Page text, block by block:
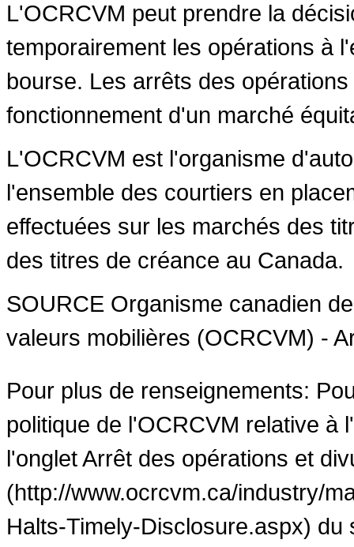
L'OCRCVM peut prendre la
temporairement les opérations à
bourse. Les arrêts des
fonctionnement d'un marché
L'OCRCVM est l'organisme
l'ensemble des courtiers en
effectuées sur les marchés des
des titres de créance au Canada.
SOURCE Organisme canadien
valeurs mobilières (OCRCVM) -
Pour plus de renseignements:
politique de l'OCRCVM relative à
l'onglet Arrêt des opérations et
(http://www.ocrcvm.ca/industry/
Halts-Timely-Disclosure.aspx)